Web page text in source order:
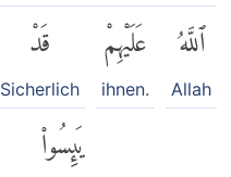
ٱللَّهُ
Allah
عَلَيْهِمْ
ihnen.
قَدْ
Sicherlich
يَئِسُوا۟